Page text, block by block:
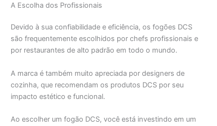
A Escolha dos Profissionais
Devido à sua confiabilidade e eficiência, os fogões DCS
são frequentemente escolhidos por chefs profissionais e
por restaurantes de alto padrão em todo o mundo.
A marca é também muito apreciada por designers de
cozinha, que recomendam os produtos DCS por seu
impacto estético e funcional.
Ao escolher um fogão DCS, você está investindo em um